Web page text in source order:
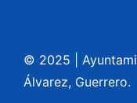
© 2025
Álvarez, Guerrero.